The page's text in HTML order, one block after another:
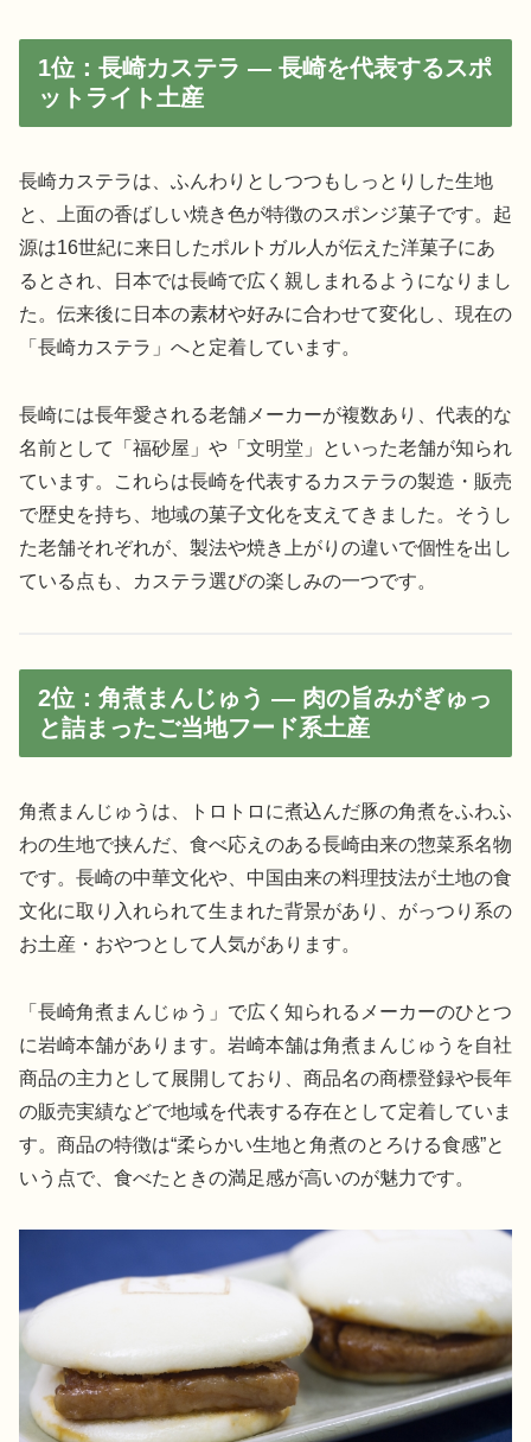
1位：長崎カステラ — 長崎を代表するスポ
ットライト土産
長崎カステラは、ふんわりとしつつもしっとりした生地
と、上面の香ばしい焼き色が特徴のスポンジ菓子です。起
源は16世紀に来日したポルトガル人が伝えた洋菓子にあ
るとされ、日本では長崎で広く親しまれるようになりまし
た。伝来後に日本の素材や好みに合わせて変化し、現在の
「長崎カステラ」へと定着しています。
長崎には長年愛される老舗メーカーが複数あり、代表的な
名前として「福砂屋」や「文明堂」といった老舗が知られ
ています。これらは長崎を代表するカステラの製造・販売
で歴史を持ち、地域の菓子文化を支えてきました。そうし
た老舗それぞれが、製法や焼き上がりの違いで個性を出し
ている点も、カステラ選びの楽しみの一つです。
2位：角煮まんじゅう — 肉の旨みがぎゅっ
と詰まったご当地フード系土産
角煮まんじゅうは、トロトロに煮込んだ豚の角煮をふわふ
わの生地で挟んだ、食べ応えのある長崎由来の惣菜系名物
です。長崎の中華文化や、中国由来の料理技法が土地の食
文化に取り入れられて生まれた背景があり、がっつり系の
お土産・おやつとして人気があります。
「長崎角煮まんじゅう」で広く知られるメーカーのひとつ
に岩崎本舗があります。岩崎本舗は角煮まんじゅうを自社
商品の主力として展開しており、商品名の商標登録や長年
の販売実績などで地域を代表する存在として定着していま
す。商品の特徴は“柔らかい生地と角煮のとろける食感”と
いう点で、食べたときの満足感が高いのが魅力です。